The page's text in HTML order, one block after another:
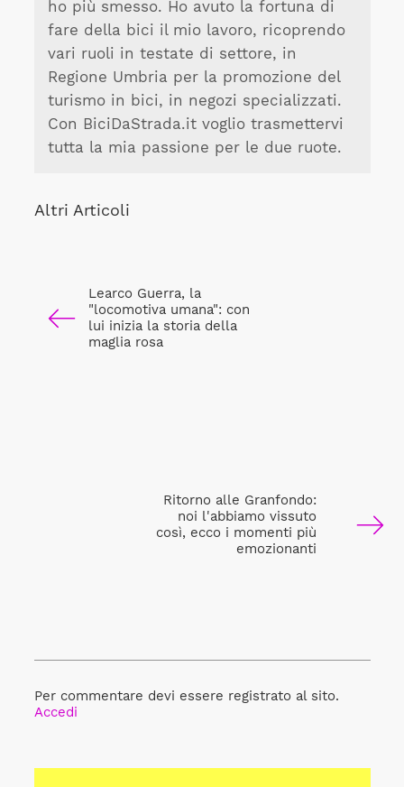
ho più smesso. Ho avuto la fortuna di
fare della bici il mio lavoro, ricoprendo
vari ruoli in testate di settore, in
Regione Umbria per la promozione del
turismo in bici, in negozi specializzati.
Con BiciDaStrada.it voglio trasmettervi
tutta la mia passione per le due ruote.
Altri Articoli
Learco Guerra, la
"locomotiva umana": con
lui inizia la storia della
maglia rosa
Ritorno alle Granfondo:
noi l'abbiamo vissuto
così, ecco i momenti più
emozionanti
Per commentare devi essere registrato al sito.
Accedi